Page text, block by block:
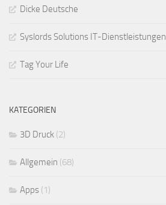
Dicke Deutsche
Syslords Solutions IT-Dienstleistungen
Tag Your Life
KATEGORIEN
3D Druck (2)
Allgemein (68)
Apps (1)